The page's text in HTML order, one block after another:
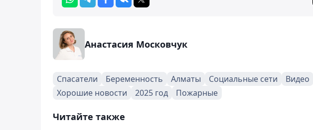
Анастасия Московчук
Спасатели Беременность Алматы Социальные сети Видео
Хорошие новости
2025 год Пожарные
Читайте также